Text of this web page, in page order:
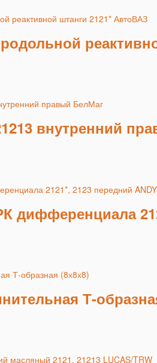
внутренний
дифференциала
Т-